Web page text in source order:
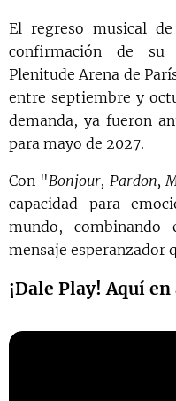
El regreso musical
confirmación de su
Plenitude Arena de
entre septiembre y
demanda, ya fueron
para mayo de 2027.
Con "Bonjour, Pardon,
capacidad para
mundo, combinando
mensaje esperanzador
¡Dale Play! Aquí